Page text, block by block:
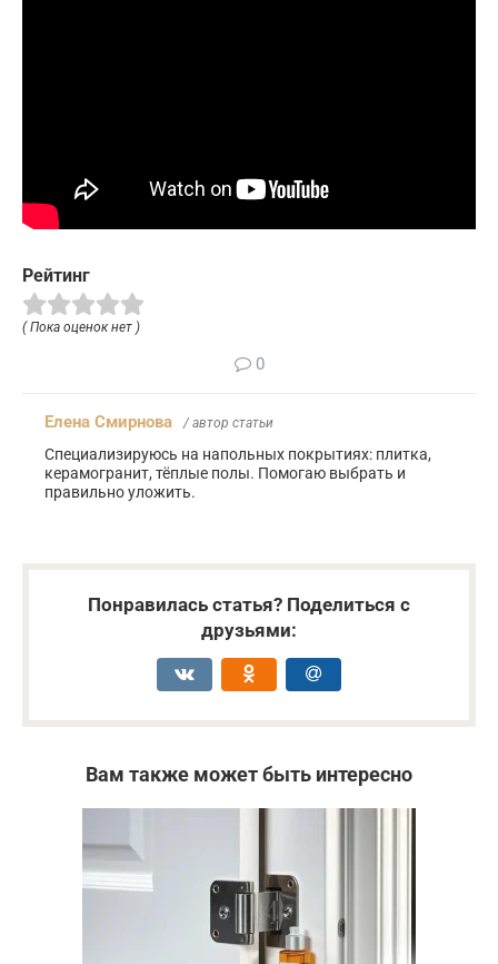
Рейтинг
( Пока оценок нет )
0
Елена Смирнова / автор статьи
Специализируюсь на напольных покрытиях: плитка,
керамогранит, тёплые полы. Помогаю выбрать и
правильно уложить.
Понравилась статья? Поделиться с
друзьями:
Вам также может быть интересно